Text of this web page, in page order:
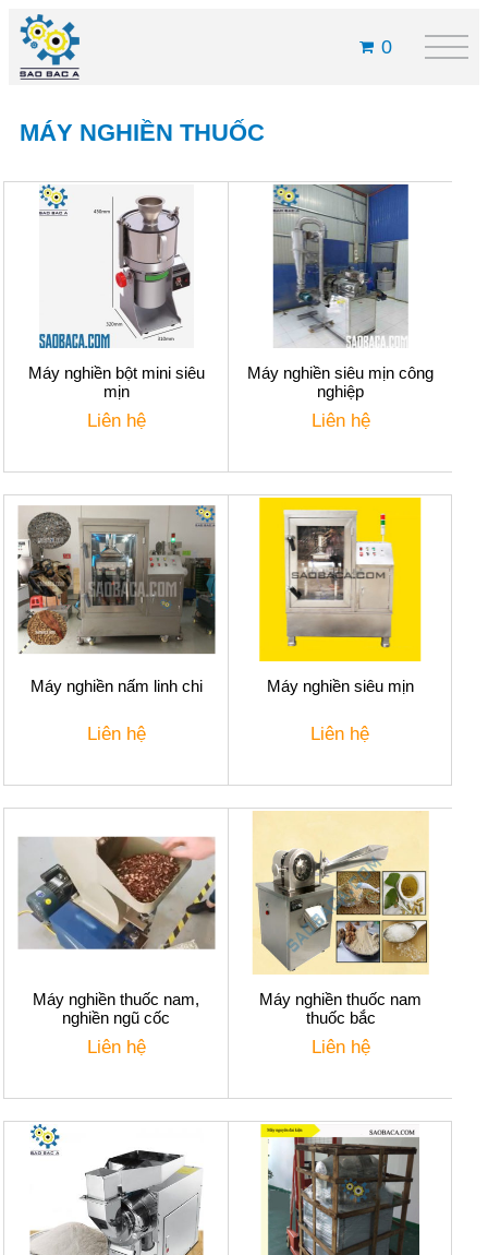
0
MÁY NGHIỀN THUỐC
Máy nghiền bột mini siêu
mịn
Liên hệ
Máy nghiền siêu mịn công
nghiệp
Liên hệ
Máy nghiền nấm linh chi
Liên hệ
Máy nghiền siêu mịn
Liên hệ
Máy nghiền thuốc nam,
nghiền ngũ cốc
Liên hệ
Máy nghiền thuốc nam
thuốc bắc
Liên hệ